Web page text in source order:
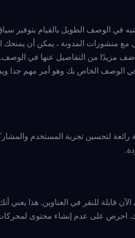
الوصف الطويل بالقيام بتوفير
مع منشورات المدونة ، يمكن أن
مزيدًا من التفاصيل عنها في
الوصف الخاص بك وهو أمر مهم جدا
لتحسين تجربة المستخدم
قابلة للنقر في العناوين. هذا
احرص على عدم إنشاء محتوى لمحركات